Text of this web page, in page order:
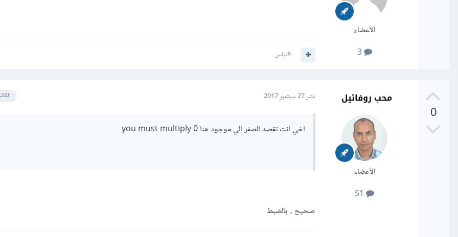
الأعضاء
3
اقتباس
0
محب روفائيل
الأعضاء
نشر27 سبتمبر 2017
اخي انت تقصد الصفر الي موجود هنا you must multiply 0
صحيح .. بالضبط